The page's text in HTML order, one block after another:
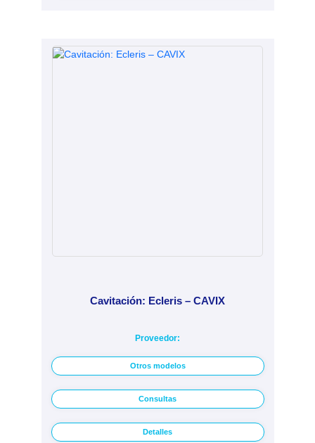
Cavitación: Ecleris – CAVIX
Proveedor:
Otros modelos
Consultas
Detalles